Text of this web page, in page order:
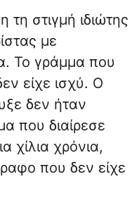
στιγμή ιδιώτης
με
Το γράμμα που
είχε ισχύ. Ο
δεν ήταν
που διαίρεσε
χίλια χρόνια,
που δεν είχε